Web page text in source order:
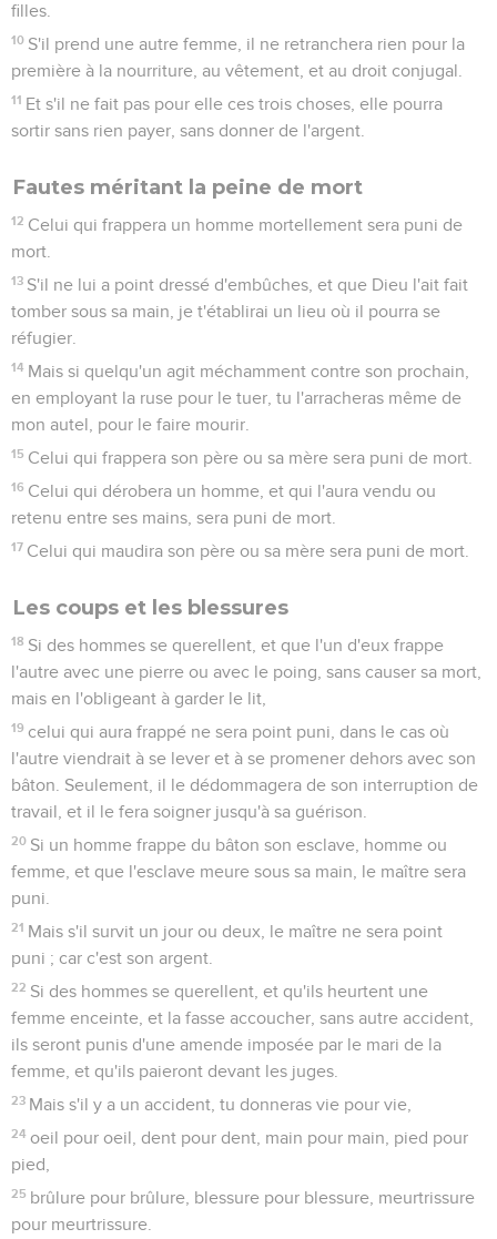
filles.
10 S'il prend une autre femme, il ne retranchera rien pour la
première à la nourriture, au vêtement, et au droit conjugal.
11 Et s'il ne fait pas pour elle ces trois choses, elle pourra
sortir sans rien payer, sans donner de l'argent.
Fautes méritant la peine de mort
12 Celui qui frappera un homme mortellement sera puni de
mort.
13 S'il ne lui a point dressé d'embûches, et que Dieu l'ait fait
tomber sous sa main, je t'établirai un lieu où il pourra se
réfugier.
14 Mais si quelqu'un agit méchamment contre son prochain,
en employant la ruse pour le tuer, tu l'arracheras même de
mon autel, pour le faire mourir.
15 Celui qui frappera son père ou sa mère sera puni de mort.
16 Celui qui dérobera un homme, et qui l'aura vendu ou
retenu entre ses mains, sera puni de mort.
17 Celui qui maudira son père ou sa mère sera puni de mort.
Les coups et les blessures
18 Si des hommes se querellent, et que l'un d'eux frappe
l'autre avec une pierre ou avec le poing, sans causer sa mort,
mais en l'obligeant à garder le lit,
19 celui qui aura frappé ne sera point puni, dans le cas où
l'autre viendrait à se lever et à se promener dehors avec son
bâton. Seulement, il le dédommagera de son interruption de
travail, et il le fera soigner jusqu'à sa guérison.
20 Si un homme frappe du bâton son esclave, homme ou
femme, et que l'esclave meure sous sa main, le maître sera
puni.
21 Mais s'il survit un jour ou deux, le maître ne sera point
puni ; car c'est son argent.
22 Si des hommes se querellent, et qu'ils heurtent une
femme enceinte, et la fasse accoucher, sans autre accident,
ils seront punis d'une amende imposée par le mari de la
femme, et qu'ils paieront devant les juges.
23 Mais s'il y a un accident, tu donneras vie pour vie,
24 oeil pour oeil, dent pour dent, main pour main, pied pour
pied,
25 brûlure pour brûlure, blessure pour blessure, meurtrissure
pour meurtrissure.